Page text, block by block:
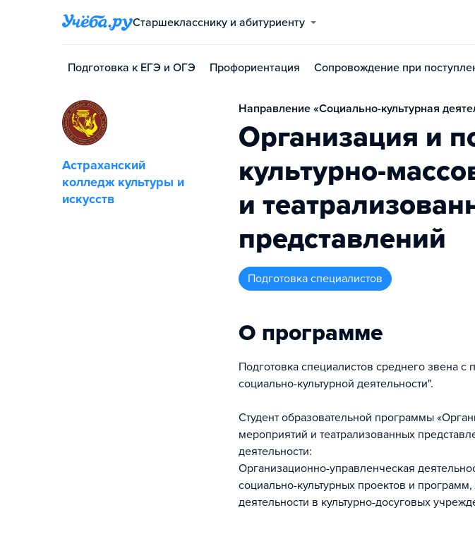
Старшекласснику и абитуриенту
Подготовка к ЕГЭ и ОГЭ Профориентация Сопровождение при
Астраханский
колледж культуры и
искусств
Направление «Социально-культурная
Организация и
культурно-
и
представлений
подготовка специалистов
О программе
Подготовка специалистов среднего звена
социально-культурной деятельности".
Студент образовательной программы
мероприятий и театрализованных
деятельности:
Организационно-управленческая
социально-культурных проектов и
деятельности в культурно-досуговых